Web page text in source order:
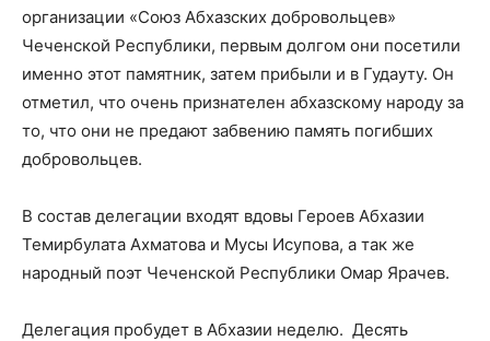
организации «Союз Абхазских добровольцев»
Чеченской Республики, первым долгом они посетили
именно этот памятник, затем прибыли и в Гудауту. Он
отметил, что очень признателен абхазскому народу за
то, что они не предают забвению память погибших
добровольцев.
В состав делегации входят вдовы Героев Абхазии
Темирбулата Ахматова и Мусы Исупова, а так же
народный поэт Чеченской Республики Омар Ярачев.
Делегация пробудет в Абхазии неделю. Десять